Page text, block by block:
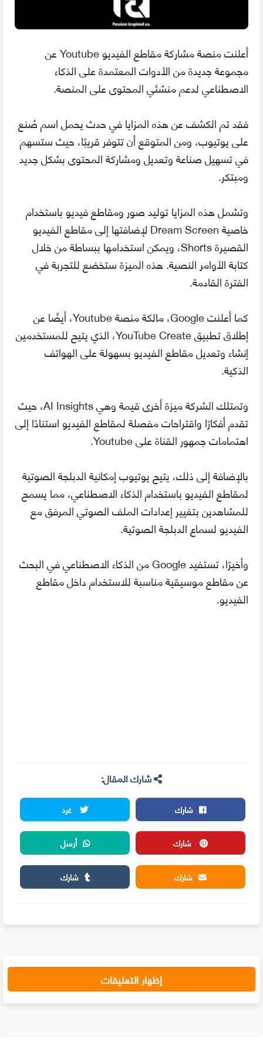
أعلنت منصة مشاركة مقاطع الفيديو Youtube عن
مجموعة جديدة من الأدوات المعتمدة على الذكاء
الاصطناعي لدعم منشئي المحتوى على المنصة.
فقد تم الكشف عن هذه المزايا في حدث يحمل اسم صُنع
على يوتيوب، ومن المتوقع أن تتوفر قريبًا، حيث ستسهم
في تسهيل صناعة وتعديل ومشاركة المحتوى بشكل جديد
ومبتكر.
وتشمل هذه المزايا توليد صور ومقاطع فيديو باستخدام
خاصية Dream Screen لإضافتها إلى مقاطع الفيديو
القصيرة Shorts، ويمكن استخدامها ببساطة من خلال
كتابة الأوامر النصية. هذه الميزة ستخضع للتجربة في
الفترة القادمة.
كما أعلنت Google، مالكة منصة Youtube، أيضًا عن
إطلاق تطبيق YouTube Create، الذي يتيح للمستخدمين
إنشاء وتعديل مقاطع الفيديو بسهولة على الهواتف
الذكية.
وتمتلك الشركة ميزة أخرى قيمة وهي AI Insights، حيث
تقدم أفكارًا واقتراحات مفصلة لمقاطع الفيديو استنادًا إلى
اهتمامات جمهور القناة على Youtube.
بالإضافة إلى ذلك، يتيح يوتيوب إمكانية الدبلجة الصوتية
لمقاطع الفيديو باستخدام الذكاء الاصطناعي، مما يسمح
للمشاهدين بتغيير إعدادات الملف الصوتي المرفق مع
الفيديو لسماع الدبلجة الصوتية.
وأخيرًا، تستفيد Google من الذكاء الاصطناعي في البحث
عن مقاطع موسيقية مناسبة للاستخدام داخل مقاطع
الفيديو.
شارك المقال:
شارك
غرد
شارك
أرسل
شارك
شارك
إظهار التعليقات